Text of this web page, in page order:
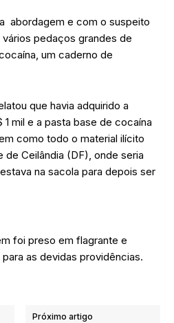
abordagem e com o suspeito
pedaços grandes de
um caderno de
que havia adquirido a
mil e a pasta base de cocaína
como todo o material ilícito
de Ceilândia (DF), onde seria
na sacola para depois ser
foi preso em flagrante e
as devidas providências.
Próximo artigo